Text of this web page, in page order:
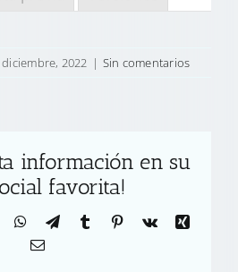
diciembre, 2022 | Sin comentarios
información en su
favorita!
WhatsApp
TelegramTumblr Pinterest
Vk
Xing
Correo